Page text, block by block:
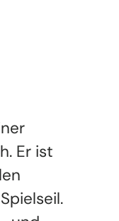
Er ist